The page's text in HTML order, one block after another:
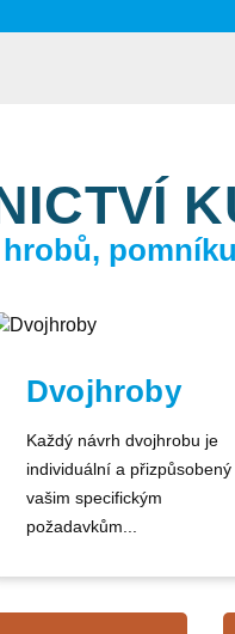
Dvojhroby
Každý návrh dvojhrobu je
individuální a přizpůsobený
vašim specifickým
požadavkům...